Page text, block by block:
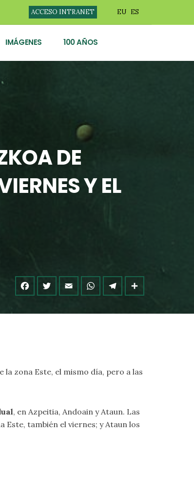
ACCESO INTRANET EU ES
IMÁGENES 100 AÑOS
DE
Y EL
la zona Este, el mismo día, pero a las
, en Azpeitia, Andoain y Ataun. Las
Este, también el viernes; y Ataun los